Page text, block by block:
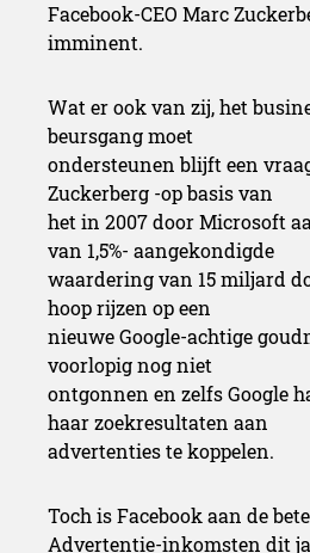
Facebook-CEO Marc
imminent.
Wat er ook van zij, het
beursgang moet
ondersteunen blijft een
Zuckerberg -op basis van
het in 2007 door Microsoft
van 1,5%- aangekondigde
waardering van 15 miljard
hoop rijzen op een
nieuwe Google-achtige
voorlopig nog niet
ontgonnen en zelfs Google
haar zoekresultaten aan
advertenties te koppelen.
Toch is Facebook aan de
Advertentie-inkomsten dit